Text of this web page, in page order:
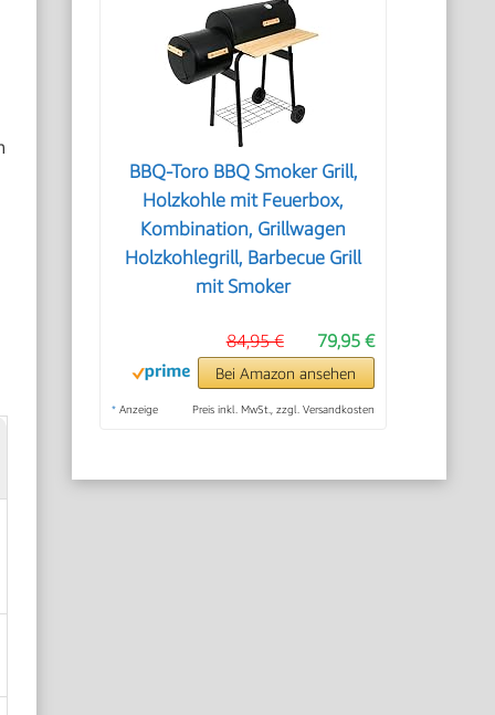
BBQ-Toro BBQ Smoker Grill,
Holzkohle mit Feuerbox,
Kombination, Grillwagen
Holzkohlegrill, Barbecue Grill
mit Smoker
79,95 €
84,95 €
Bei Amazon ansehen
* Anzeige Preis inkl. MwSt., zzgl. Versandkosten